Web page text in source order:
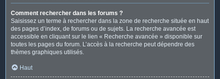
Comment rechercher dans les forums ?
Saisissez un terme à rechercher dans la zone de recherche située en haut
des pages d’index, de forums ou de sujets. La recherche avancée est
accessible en cliquant sur le lien « Recherche avancée » disponible sur
toutes les pages du forum. L’accès à la recherche peut dépendre des
thèmes graphiques utilisés.
Haut